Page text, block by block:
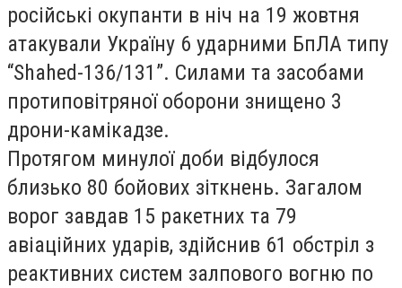
російські окупанти в ніч на 19 жовтня
атакували Україну 6 ударними БпЛА типу
“Shahed-136/131”. Силами та засобами
протиповітряної оборони знищено 3
дрони-камікадзе.
Протягом минулої доби відбулося
близько 80 бойових зіткнень. Загалом
ворог завдав 15 ракетних та 79
авіаційних ударів, здійснив 61 обстріл з
реактивних систем залпового вогню по